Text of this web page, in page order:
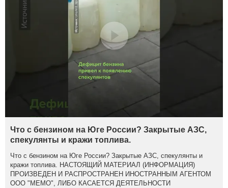
Что с бензином на Юге России? Закрытые АЗС,
спекулянты и кражи топлива.
Что с бензином на Юге России? Закрытые АЗС, спекулянты и
кражи топлива. НАСТОЯЩИЙ МАТЕРИАЛ (ИНФОРМАЦИЯ)
ПРОИЗВЕДЕН И РАСПРОСТРАНЕН ИНОСТРАННЫМ АГЕНТОМ
ООО "МЕМО", ЛИБО КАСАЕТСЯ ДЕЯТЕЛЬНОСТИ